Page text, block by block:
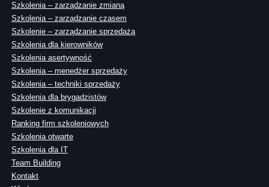
Szkolenia – zarządzanie zmianą
Szkolenia – zarządzanie czasem
Szkolenie – zarządzanie sprzedażą
Szkolenia dla kierowników
Szkolenia asertywność
Szkolenia – menedżer sprzedaży
Szkolenia – techniki sprzedaży
Szkolenia dla brygadzistów
Szkolenie z komunikacji
Ranking firm szkoleniowych
Szkolenia otwarte
Szkolenia dla IT
Team Building
Kontakt